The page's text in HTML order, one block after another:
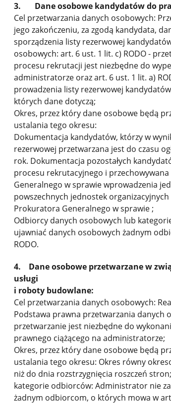
3. Dane osobowe kandydatów do
Cel przetwarzania danych osobowych:
jego zakończeniu, za zgodą kandydata,
sporządzenia listy rezerwowej
osobowych: art. 6 ust. 1 lit. c) RODO -
procesu rekrutacji jest niezbędne do
administratorze oraz art. 6 ust. 1 lit. a)
prowadzenia listy rezerwowej
których dane dotyczą;
Okres, przez który dane osobowe będą
ustalania tego okresu:
Dokumentacja kandydatów, którzy w
rezerwowej przetwarzana jest do czasu
rok. Dokumentacja pozostałych
procesu rekrutacyjnego i
Generalnego w sprawie wprowadzenia
powszechnych jednostek
Prokuratora Generalnego w sprawie ;
Odbiorcy danych osobowych lub
ujawniać danych osobowych żadnym
RODO.
4. Dane osobowe przetwarzane w
usługi
i roboty budowlane:
Cel przetwarzania danych osobowych:
Podstawa prawna przetwarzania danych
przetwarzanie jest niezbędne do
prawnego ciążącego na administratorze;
Okres, przez który dane osobowe będą
ustalania tego okresu: Okres równy
niż do dnia rozstrzygnięcia roszczeń
kategorie odbiorców: Administrator nie
żadnym odbiorcom, o których mowa w